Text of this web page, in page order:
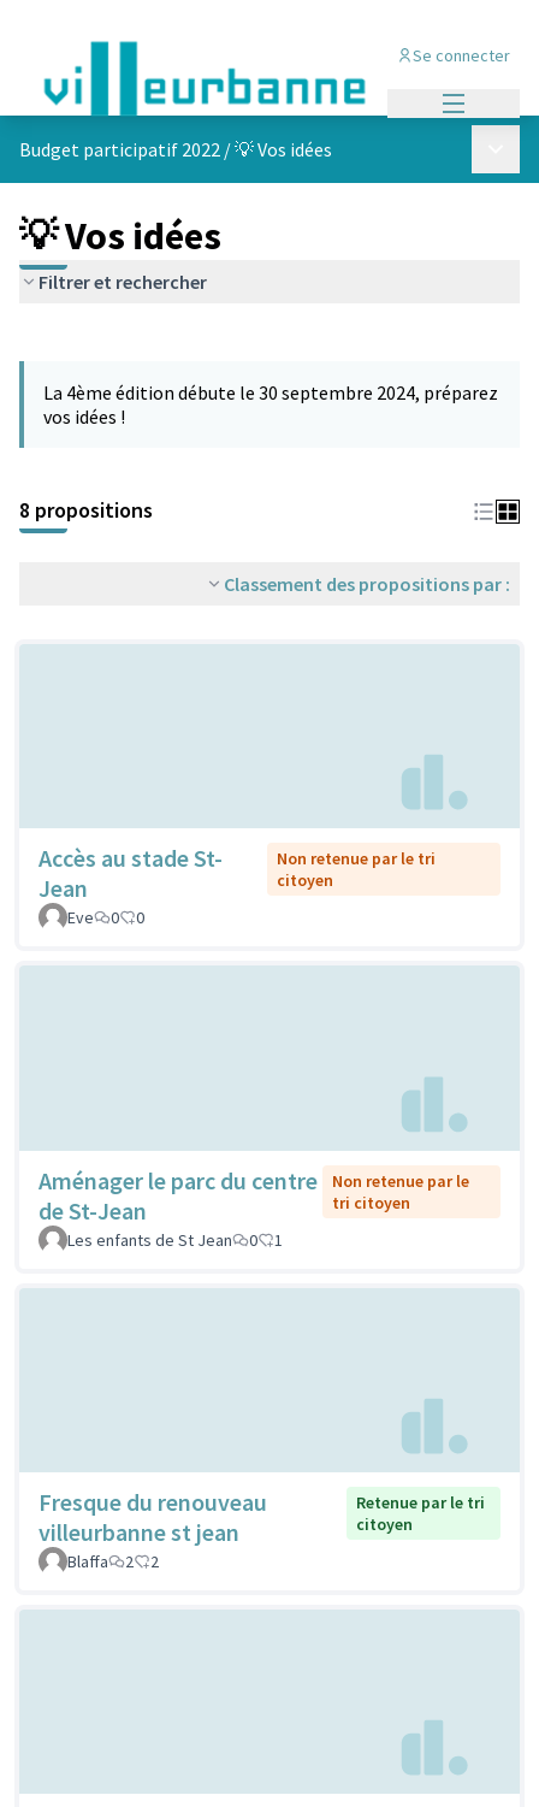
Se connecter
Budget participatif 2022 /💡 Vos idées
💡 Vos idées
Filtrer et rechercher
−
La 4ème édition débute le 30 septembre 2024, préparez
vos idées !
8 propositions
Classement des propositions par :
Accès au stade St-
Jean
Non retenue par le tri
citoyen
Eve
0 0
Aménager le parc du centre
de St-Jean
Non retenue par le
tri citoyen
Les enfants de St Jean
0 1
Fresque du renouveau
villeurbanne st jean
Retenue par le tri
citoyen
Blaffa
2 2